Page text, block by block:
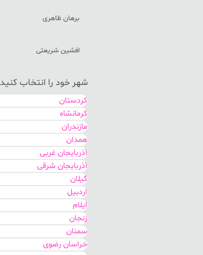
برهان ظاهری
افشین شریعتی
شهر خود را انتخاب کنید
کردستان
کرمانشاه
مازندران
همدان
آذربایجان غربی
آذربایجان شرقی
گیلان
اردبیل
ایلام
زنجان
سمنان
خراسان رضوی